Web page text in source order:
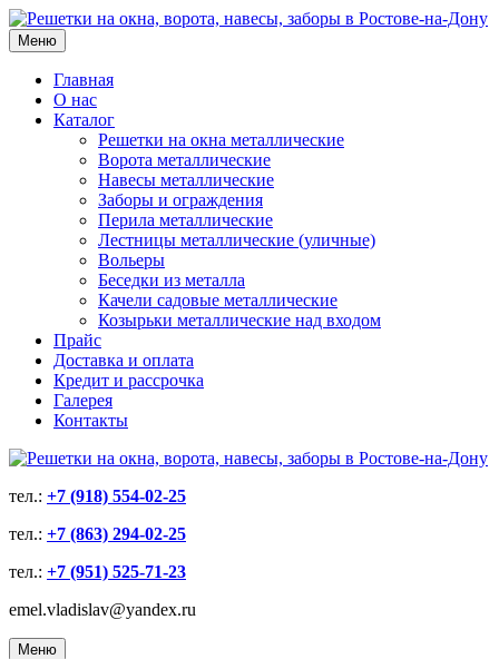
Меню
Главная
О нас
Каталог
Решетки на окна металлические
Ворота металлические
Навесы металлические
Заборы и ограждения
Перила металлические
Лестницы металлические (уличные)
Вольеры
Беседки из металла
Качели садовые металлические
Козырьки металлические над входом
Прайс
Доставка и оплата
Кредит и рассрочка
Галерея
Контакты
тел.: +7 (918) 554-02-25
тел.: +7 (863) 294-02-25
тел.: +7 (951) 525-71-23
emel.vladislav@yandex.ru
Меню